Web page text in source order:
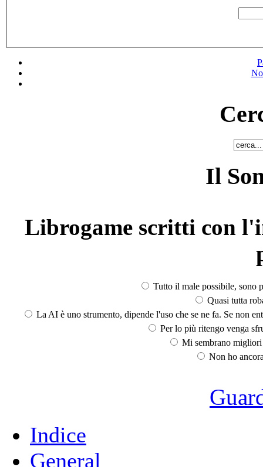
Il
Librogame scritti con
Tutto il male possibile, sono
Quasi tutta
La AI è uno strumento, dipende l'uso che se ne fa. Se non
Per lo più ritengo venga
Mi sembrano
Non ho
Indice
General